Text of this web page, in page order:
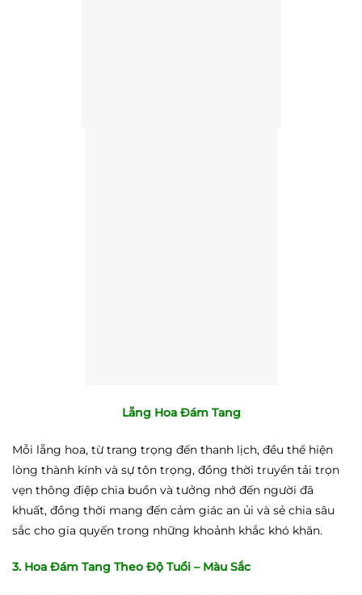
Lẵng Hoa Đám Tang
Mỗi lẵng hoa, từ trang trọng đến thanh lịch, đều thể hiện
lòng thành kính và sự tôn trọng, đồng thời truyền tải trọn
vẹn thông điệp chia buồn và tưởng nhớ đến người đã
khuất, đồng thời mang đến cảm giác an ủi và sẻ chia sâu
sắc cho gia quyến trong những khoảnh khắc khó khăn.
3. Hoa Đám Tang Theo Độ Tuổi – Màu Sắc